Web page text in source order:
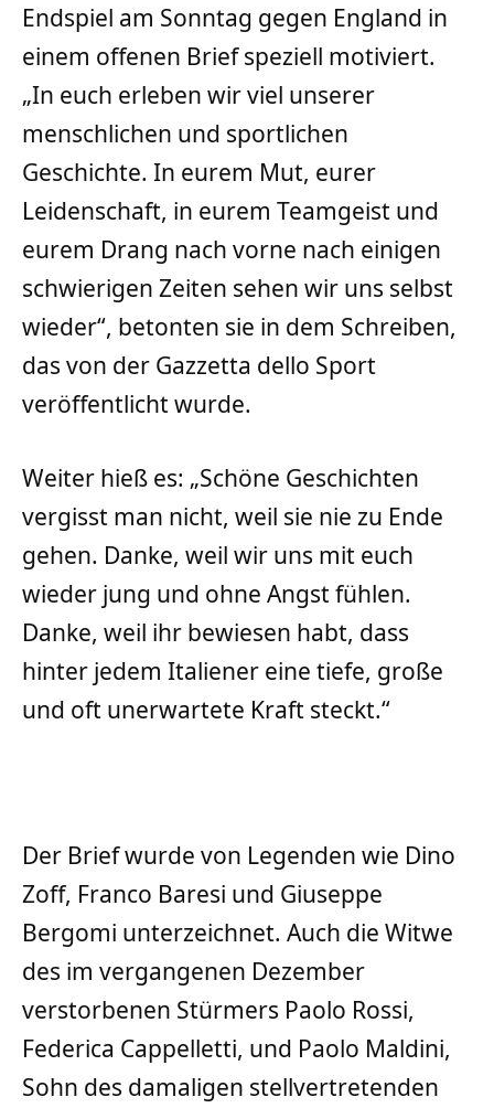
Endspiel am Sonntag gegen England in
einem offenen Brief speziell motiviert.
„In euch erleben wir viel unserer
menschlichen und sportlichen
Geschichte. In eurem Mut, eurer
Leidenschaft, in eurem Teamgeist und
eurem Drang nach vorne nach einigen
schwierigen Zeiten sehen wir uns selbst
wieder“, betonten sie in dem Schreiben,
das von der Gazzetta dello Sport
veröffentlicht wurde.
Weiter hieß es: „Schöne Geschichten
vergisst man nicht, weil sie nie zu Ende
gehen. Danke, weil wir uns mit euch
wieder jung und ohne Angst fühlen.
Danke, weil ihr bewiesen habt, dass
hinter jedem Italiener eine tiefe, große
und oft unerwartete Kraft steckt.“
Der Brief wurde von Legenden wie Dino
Zoff, Franco Baresi und Giuseppe
Bergomi unterzeichnet. Auch die Witwe
des im vergangenen Dezember
verstorbenen Stürmers Paolo Rossi,
Federica Cappelletti, und Paolo Maldini,
Sohn des damaligen stellvertretenden